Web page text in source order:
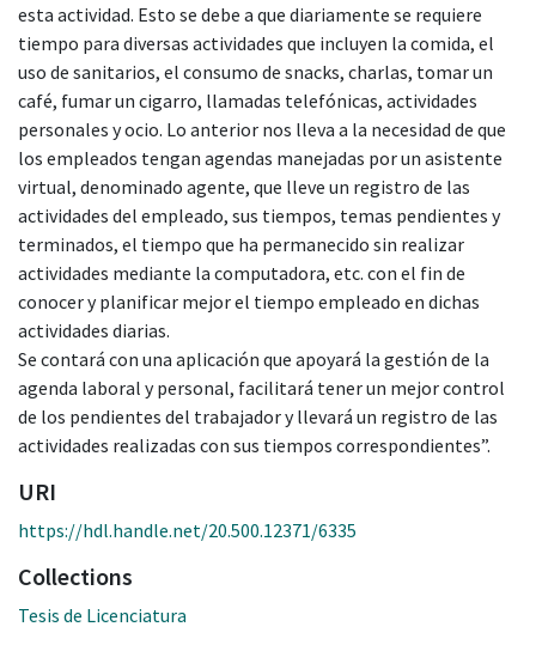
esta actividad. Esto se debe a que diariamente se requiere
tiempo para diversas actividades que incluyen la comida, el
uso de sanitarios, el consumo de snacks, charlas, tomar un
café, fumar un cigarro, llamadas telefónicas, actividades
personales y ocio. Lo anterior nos lleva a la necesidad de que
los empleados tengan agendas manejadas por un asistente
virtual, denominado agente, que lleve un registro de las
actividades del empleado, sus tiempos, temas pendientes y
terminados, el tiempo que ha permanecido sin realizar
actividades mediante la computadora, etc. con el fin de
conocer y planificar mejor el tiempo empleado en dichas
actividades diarias.
Se contará con una aplicación que apoyará la gestión de la
agenda laboral y personal, facilitará tener un mejor control
de los pendientes del trabajador y llevará un registro de las
actividades realizadas con sus tiempos correspondientes”.
URI
https://hdl.handle.net/20.500.12371/6335
Collections
Tesis de Licenciatura